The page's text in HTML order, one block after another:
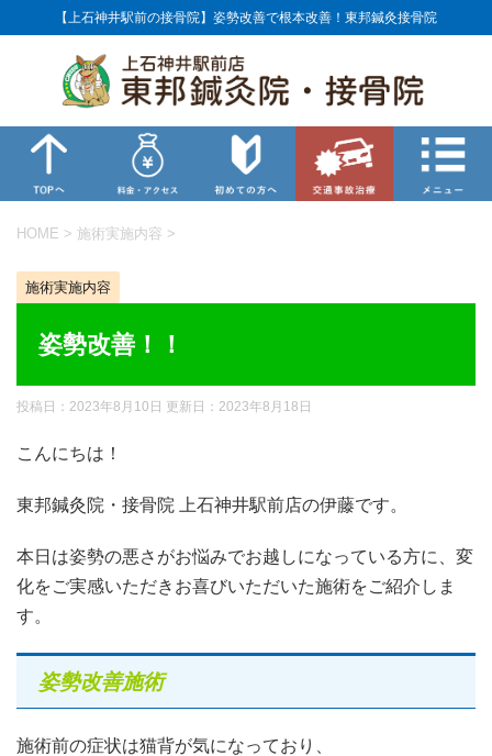
【上石神井駅前の接骨院】姿勢改善で根本改善！東邦鍼灸接骨院
HOME > 施術実施内容 >
施術実施内容
姿勢改善！！
投稿日：2023年8月10日 更新日： 2023年8月18日
こんにちは！
東邦鍼灸院・接骨院 上石神井駅前店の伊藤です。
本日は姿勢の悪さがお悩みでお越しになっている方に、変
化をご実感いただきお喜びいただいた施術をご紹介しま
す。
姿勢改善施術
施術前の症状は猫背が気になっており、